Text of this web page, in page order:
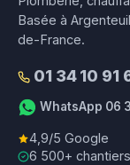
Basée à
de-France.
01 34 10 91
WhatsApp 06
4,9/5 Google
6 500+ chantiers